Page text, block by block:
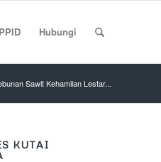
PPID Hubungi
Sawit Kehamilan Lestar...
KUTAI